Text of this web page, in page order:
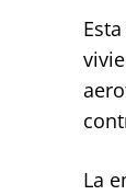
La